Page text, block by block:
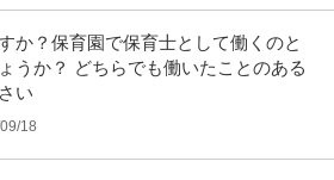
学童施設運営マネージャー」複数施設の
リアマネージャー
アサービス
研修あり
店舗運営 【業種】サービス＞その他 ※会員属
か？保育園で保育士として働くのと
うか？ どちらでも働いたことのある
い
18